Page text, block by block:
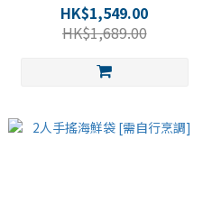
HK$1,549.00
HK$1,689.00